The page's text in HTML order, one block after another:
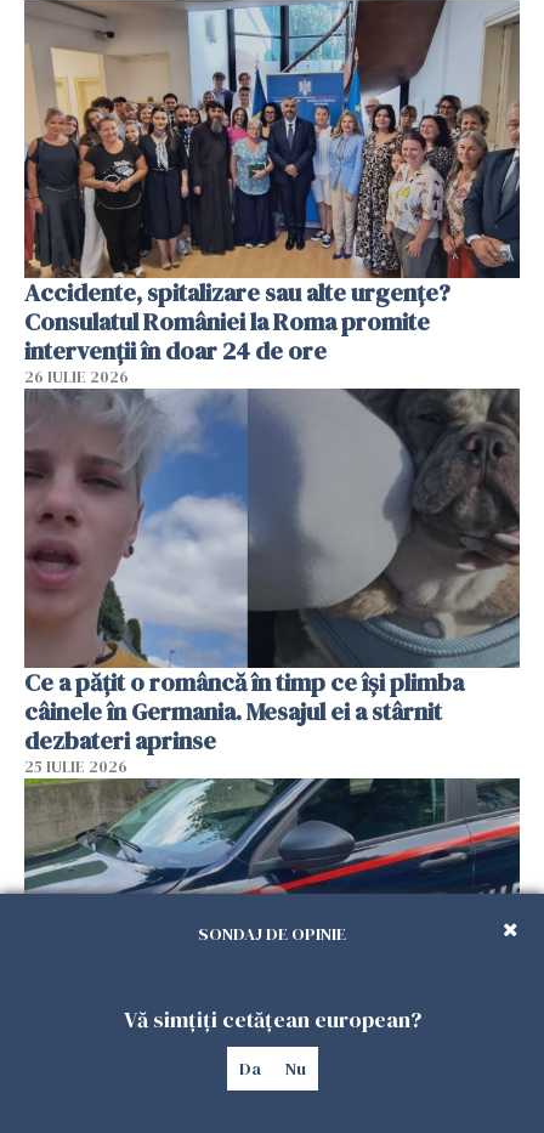
Accidente, spitalizare sau alte urgențe?
Consulatul României la Roma promite
intervenții în doar 24 de ore
26 IULIE 2026
Ce a pățit o româncă în timp ce își plimba
câinele în Germania. Mesajul ei a stârnit
dezbateri aprinse
25 IULIE 2026
Româncă din Italia, acuzată că și-a lăsat copiii
singuri în casă pentru a merge la mall. Vecinii
SONDAJ DE OPINIE
Vă simțiți cetățean european?
Da Nu